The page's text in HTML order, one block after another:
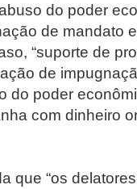
do poder
de mandato
“suporte de
de
do poder
com dinheiro
que “os